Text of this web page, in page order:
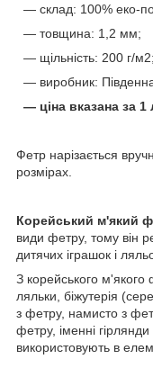
— склад: 100% еко-
— товщина: 1,2 мм;
— щільність: 200 г/м2;
— виробник:
— ціна вказана за 1
Фетр нарізається
розмірах.
Корейський м'який
види фетру, тому він
дитячих іграшок і
З корейського м'якого
ляльки, біжутерія
з фетру, намисто з
фетру, іменні
використовують в